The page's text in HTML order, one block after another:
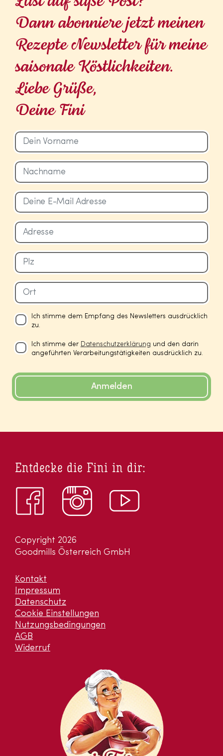
Ich stimme dem Empfang des Newsletters ausdrücklich
zu.
Ich stimme der Datenschutzerklärung und den darin
angeführten Verarbeitungstätigkeiten ausdrücklich zu.
Anmelden
Copyright 2026
Goodmills Österreich GmbH
Kontakt
Impressum
Datenschutz
Cookie Einstellungen
Nutzungsbedingungen
AGB
Widerruf
Entdecke die Fini in dir: